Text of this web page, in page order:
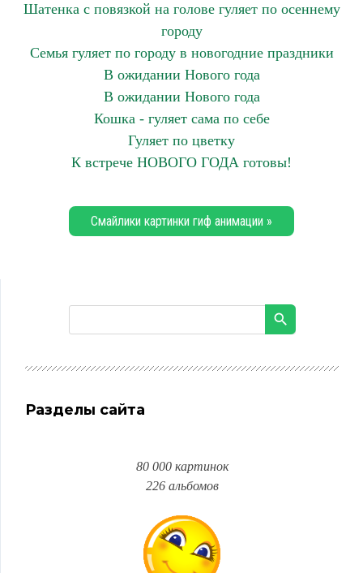
Шатенка с повязкой на голове гуляет по осеннему
городу
Семья гуляет по городу в новогодние праздники
В ожидании Нового года
В ожидании Нового года
Кошка - гуляет сама по себе
Гуляет по цветку
К встрече НОВОГО ГОДА готовы!
Смайлики картинки гиф анимации »
Разделы сайта
80 000 картинок
226 альбомов